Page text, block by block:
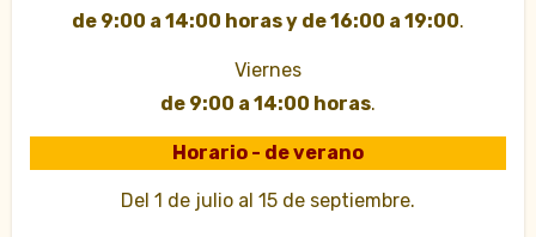
de 9:00 a 14:00 horas y de 16:00 a 19:00.
Viernes
de 9:00 a 14:00 horas.
Horario - de verano
Del 1 de julio al 15 de septiembre.